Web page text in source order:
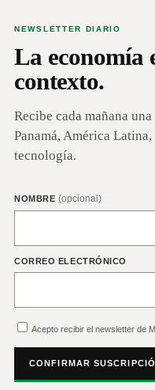
NEWSLETTER DIARIO
La economía
contexto.
Recibe cada mañana
Panamá, América
tecnología.
NOMBRE (opcional)
CORREO ELECTRÓNICO
Acepto recibir el newsletter de
CONFIRMAR